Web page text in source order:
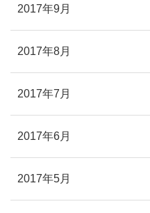
2017年9月
2017年8月
2017年7月
2017年6月
2017年5月